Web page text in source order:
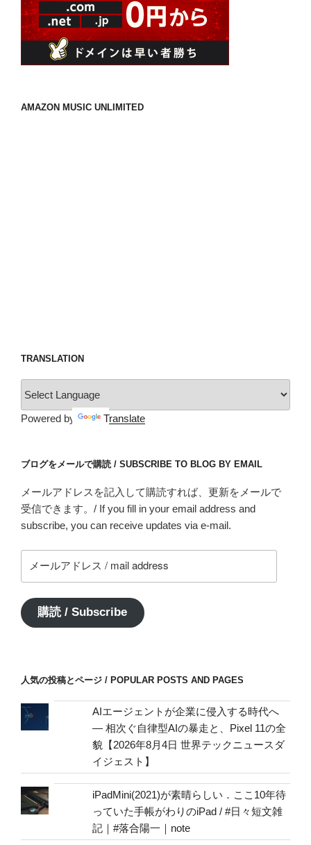
AMAZON MUSIC UNLIMITED
TRANSLATION
Powered by Translate
ブログをメールで購読 / SUBSCRIBE TO BLOG BY EMAIL
メールアドレスを記入して購読すれば、更新をメールで
受信できます。/ If you fill in your email address and
subscribe, you can receive updates via e-mail.
ー
ア
ド
address
購読 / Subscribe
人気の投稿とページ / POPULAR POSTS AND PAGES
AIエージェントが企業に侵入する時代へ
— 相次ぐ自律型AIの暴走と、Pixel 11の全
貌【2026年8月4日 世界テックニュースダ
イジェスト】
iPadMini(2021)が素晴らしい．ここ10年待
っていた手帳がわりのiPad / #日々短文雑
記｜#落合陽一｜note